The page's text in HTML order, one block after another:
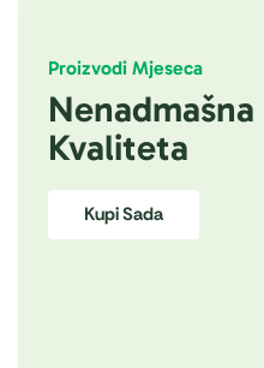
Proizvodi Mjeseca
Nenadmašna
Kvaliteta
Kupi Sada